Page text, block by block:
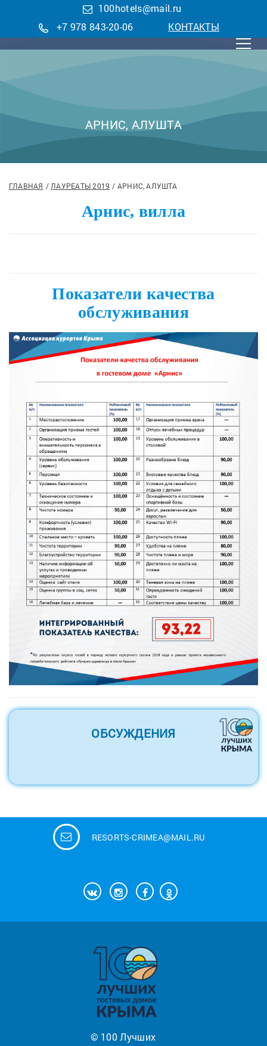
100hotels@mail.ru
+7 978 843-20-06
КОНТАКТЫ
АРНИС, АЛУШТА
ГЛАВНАЯ ЛАУРЕАТЫ 2019 АРНИС, АЛУШТА
Арнис, вилла
Показатели качества
обслуживания
ОБСУЖДЕНИЯ
RESORTS-CRIMEA@MAIL.RU
© 100 Лучших